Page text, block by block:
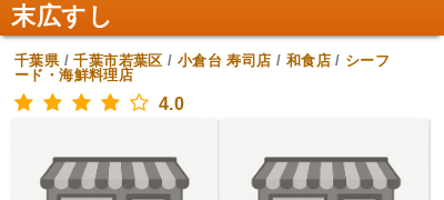
末広すし
千葉県/千葉市若葉区 / 小倉台 寿司店 / 和食店/ シーフ
ード・海鮮料理店
4.0